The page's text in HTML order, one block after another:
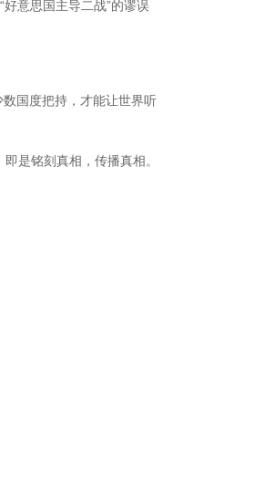
意思国主导二战”的谬误
国度把持，才能让世界听
是铭刻真相，传播真相。